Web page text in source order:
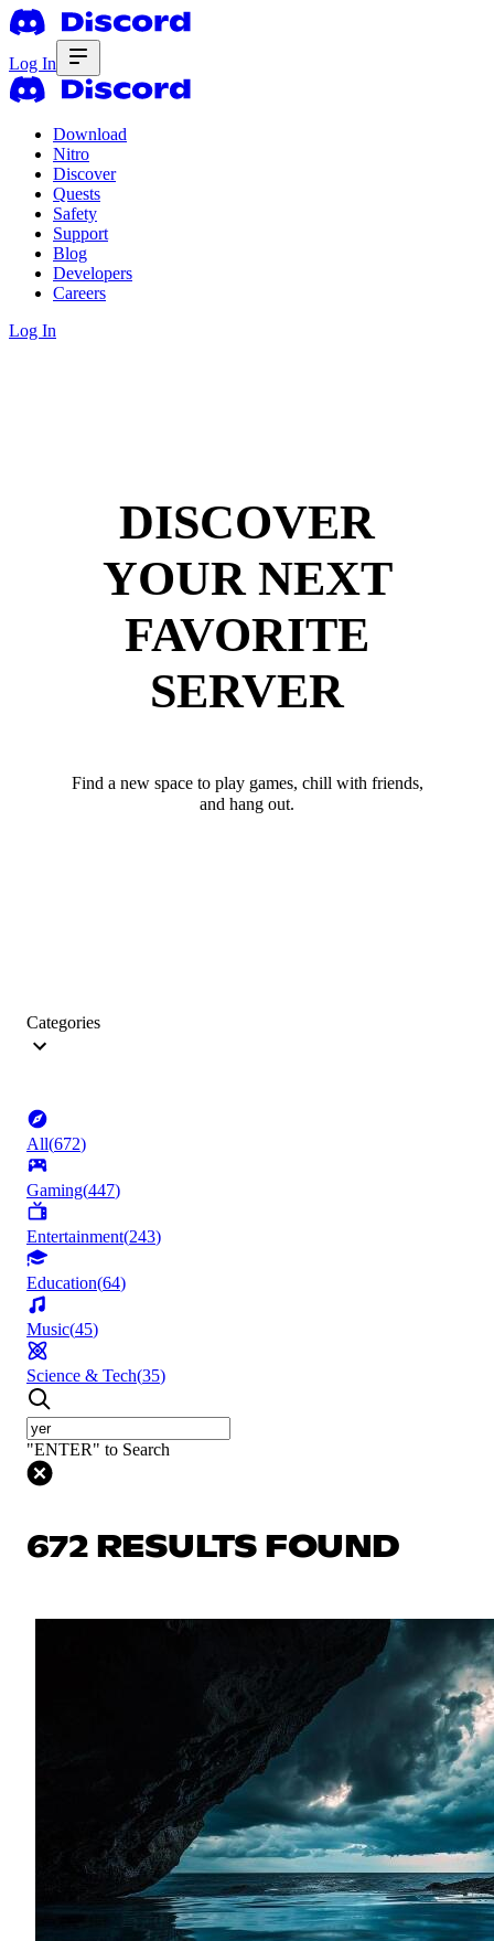
Log In
Download
Nitro
Discover
Quests
Safety
Support
Blog
Developers
Careers
Log In
DISCOVER
YOUR NEXT
FAVORITE
SERVER
Find a new space to play games, chill with friends,
and hang out.
Categories
All(672)
Gaming(447)
Entertainment(243)
Education(64)
Music(45)
Science & Tech(35)
"ENTER" to Search
672 RESULTS FOUND